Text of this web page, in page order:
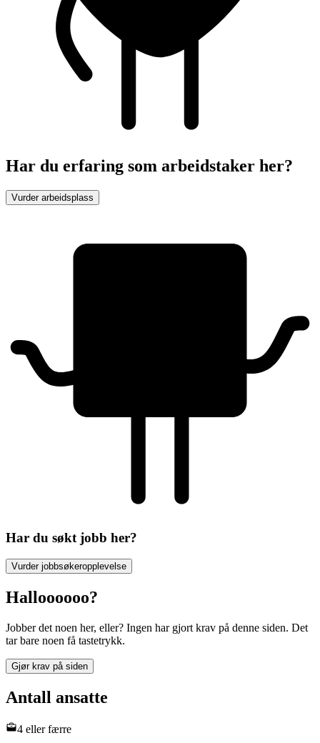
Har du erfaring som arbeidstaker her?
Vurder arbeidsplass
Har du søkt jobb her?
Vurder jobbsøkeropplevelse
Halloooooo?
Jobber det noen her, eller? Ingen har gjort krav på denne siden. Det
tar bare noen få tastetrykk.
Gjør krav på siden
Antall ansatte
4 eller færre